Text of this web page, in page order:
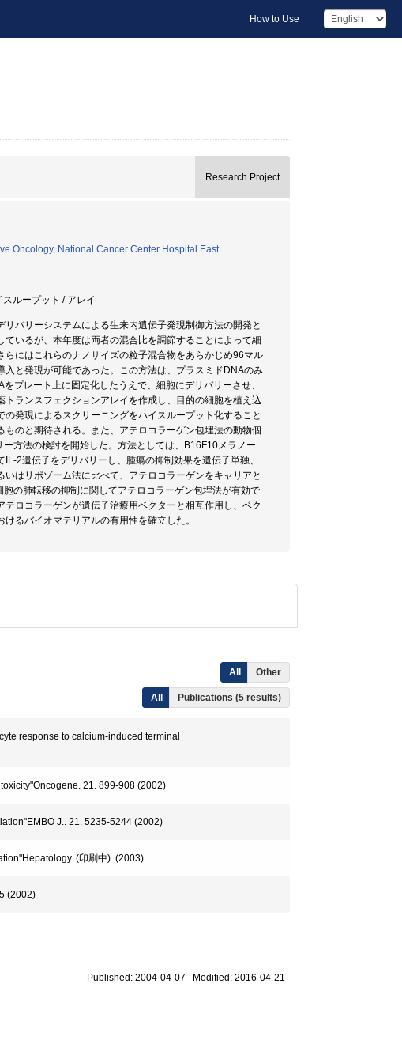
How to Use
Research Project
Oncology, National Cancer Center Hospital East
ループット / アレイ
バリーシステムによる生来内遺伝子発現制御方法の開発と
いるが、本年度は両者の混合比を調節することによって細
にはこれらのナノサイズの粒子混合物をあらかじめ96マル
と発現が可能であった。この方法は、プラスミドDNAのみ
プレート上に固定化したうえで、細胞にデリバリーさせ、
ランスフェクションアレイを作成し、目的の細胞を植え込
発現によるスクリーニングをハイスループット化すること
のと期待される。また、アテロコラーゲン包埋法の動物個
方法の検討を開始した。方法としては、B16F10メラノー
2遺伝子をデリバリーし、腫瘍の抑制効果を遺伝子単独、
はリポゾーム法に比べて、アテロコラーゲンをキャリアと
の肺転移の抑制に関してアテロコラーゲン包埋法が有効で
ロコラーゲンが遺伝子治療用ベクターと相互作用し、ベク
るバイオマテリアルの有用性を確立した。
All Other
All Publications (5 results)
response to calcium-induced terminal
21. 899-908 (2002)
J.. 21. 5235-5244 (2002)
(印刷中). (2003)
(2002)
Published: 2004-04-07 Modified: 2016-04-21